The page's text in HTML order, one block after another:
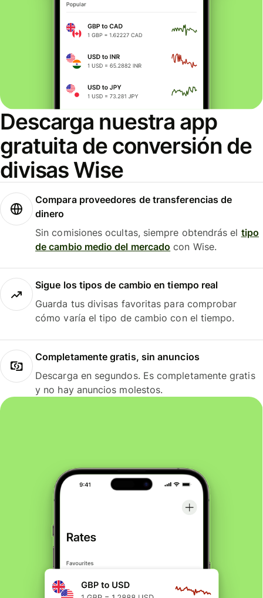
Descarga nuestra app
gratuita de conversión de
divisas Wise
Compara proveedores de transferencias de
dinero
Sin comisiones ocultas, siempre obtendrás el tipo
de cambio medio del mercado con Wise.
Sigue los tipos de cambio en tiempo real
Guarda tus divisas favoritas para comprobar
cómo varía el tipo de cambio con el tiempo.
Completamente gratis, sin anuncios
Descarga en segundos. Es completamente gratis
y no hay anuncios molestos.